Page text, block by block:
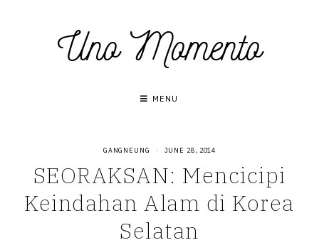
Uno Momento
MENU
GANGNEUNG · JUNE 28, 2014
SEORAKSAN: Mencicipi
Keindahan Alam di Korea
Selatan